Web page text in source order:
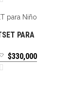
PARA
$330,000